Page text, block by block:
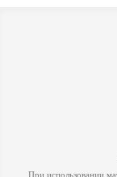
При использовании